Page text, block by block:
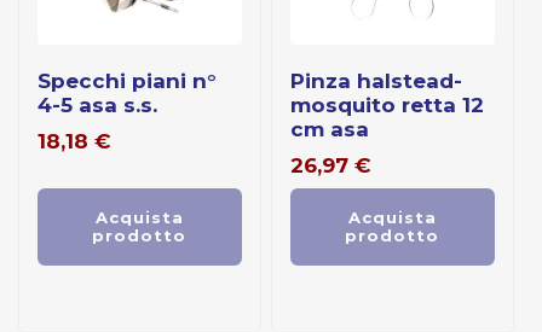
specchi piani n°
4-5 asa s.s.
18,18 €
Acquista
prodotto
pinza halstead-
mosquito retta 12
cm asa
26,97 €
Acquista
prodotto